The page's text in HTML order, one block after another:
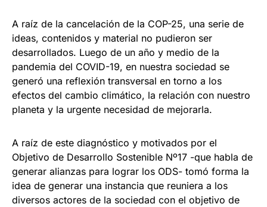
A raíz de la cancelación de la COP-25, una serie de
ideas, contenidos y material no pudieron ser
desarrollados. Luego de un año y medio de la
pandemia del COVID-19, en nuestra sociedad se
generó una reflexión transversal en torno a los
efectos del cambio climático, la relación con nuestro
planeta y la urgente necesidad de mejorarla.
A raíz de este diagnóstico y motivados por el
Objetivo de Desarrollo Sostenible Nº17 -que habla de
generar alianzas para lograr los ODS- tomó forma la
idea de generar una instancia que reuniera a los
diversos actores de la sociedad con el objetivo de